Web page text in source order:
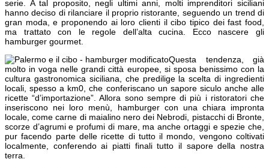
serie. A tal proposito, negli ultimi anni, molti imprenditori siciliani
hanno deciso di rilanciare il proprio ristorante, seguendo un trend di
gran moda, e proponendo ai loro clienti il cibo tipico dei fast food,
ma trattato con le regole dell’alta cucina. Ecco nascere gli
hamburger gourmet.
Questa tendenza, già
molto in voga nelle grandi città europee, si sposa benissimo con la
cultura gastronomica siciliana, che predilige la scelta di ingredienti
locali, spesso a km0, che conferiscano un sapore siculo anche alle
ricette “d’importazione”. Allora sono sempre di più i ristoratori che
inseriscono nei loro menù, hamburger con una chiara impronta
locale, come carne di maialino nero dei Nebrodi, pistacchi di Bronte,
scorze d’agrumi e profumi di mare, ma anche ortaggi e spezie che,
pur facendo parte delle ricette di tutto il mondo, vengono coltivati
localmente, conferendo ai piatti finali tutto il sapore della nostra
terra.